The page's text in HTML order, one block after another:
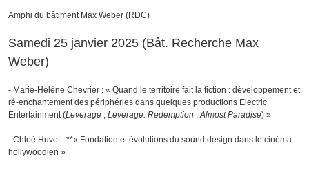
Amphi du bâtiment Max Weber (RDC)
Samedi 25 janvier 2025 (Bât. Recherche Max
Weber)
- Marie-Hélène Chevrier : « Quand le territoire fait la fiction : développement et
ré-enchantement des périphéries dans quelques productions Electric
Entertainment (Leverage ; Leverage: Redemption ;Almost Paradise) »
- Chloé Huvet : **« Fondation et évolutions du sound design dans le cinéma
hollywoodien »